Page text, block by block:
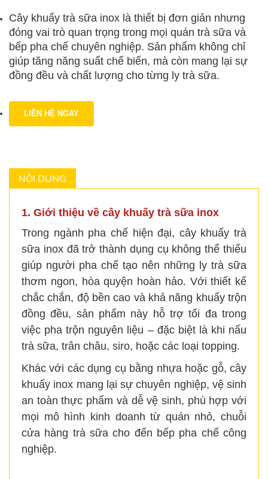
Cây khuấy trà sữa inox là thiết bị đơn giản nhưng
đóng vai trò quan trọng trong mọi quán trà sữa và
bếp pha chế chuyên nghiệp. Sản phẩm không chỉ
giúp tăng năng suất chế biến, mà còn mang lại sự
đồng đều và chất lượng cho từng ly trà sữa.
LIÊN HỆ NGAY
NỘI DUNG
1. Giới thiệu về cây khuấy trà sữa inox
Trong ngành pha chế hiện đại, cây khuấy trà
sữa inox đã trở thành dụng cụ không thể thiếu
giúp người pha chế tạo nên những ly trà sữa
thơm ngon, hòa quyện hoàn hảo. Với thiết kế
chắc chắn, độ bền cao và khả năng khuấy trộn
đồng đều, sản phẩm này hỗ trợ tối đa trong
việc pha trộn nguyên liệu – đặc biệt là khi nấu
trà sữa, trân châu, siro, hoặc các loại topping.
Khác với các dụng cụ bằng nhựa hoặc gỗ, cây
khuấy inox mang lại sự chuyên nghiệp, vệ sinh
an toàn thực phẩm và dễ vệ sinh, phù hợp với
mọi mô hình kinh doanh từ quán nhỏ, chuỗi
cửa hàng trà sữa cho đến bếp pha chế công
nghiệp.